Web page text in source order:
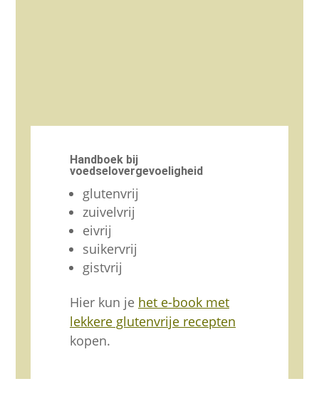
Handboek bij
voedselovergevoeligheid
glutenvrij
zuivelvrij
eivrij
suikervrij
gistvrij
Hier kun je het e-book met
lekkere glutenvrije recepten
kopen.